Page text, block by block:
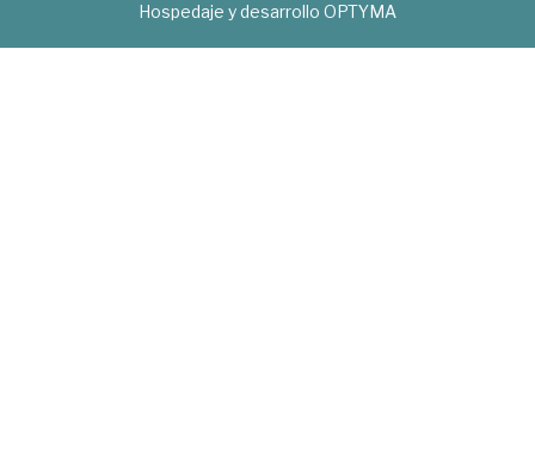
Hospedaje y desarrollo OPTYMA